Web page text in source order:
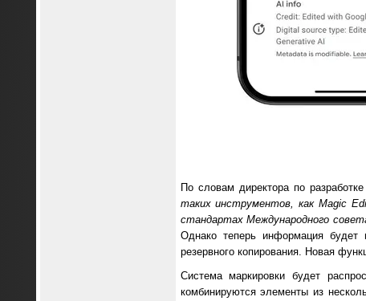
По словам директора по
таких инструментов, как Magic
стандартах Международного
Однако теперь информация
резервного копирования. Новая
Система маркировки будет
комбинируются элементы из